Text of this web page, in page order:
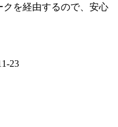
を経由するので、安心
23